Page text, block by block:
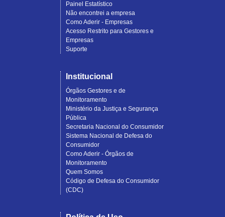
Painel Estatístico
Não encontrei a empresa
Como Aderir - Empresas
Acesso Restrito para Gestores e
Empresas
Suporte
Institucional
Órgãos Gestores e de
Monitoramento
Ministério da Justiça e Segurança
Pública
Secretaria Nacional do Consumidor
Sistema Nacional de Defesa do
Consumidor
Como Aderir - Órgãos de
Monitoramento
Quem Somos
Código de Defesa do Consumidor
(CDC)